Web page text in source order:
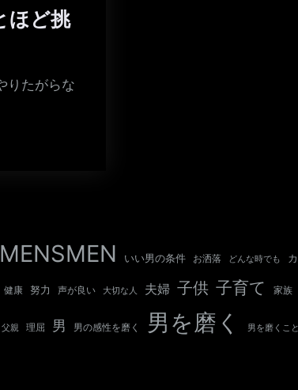
ほど挑
りたがらな
MENSMEN いい男の条件 お洒落 どんな時でも
健康 努力 声が良い 大切な人 夫婦 子供 子育て 家族
父親 理屈 男 男の感性を磨く 男を磨く 男を磨くこと